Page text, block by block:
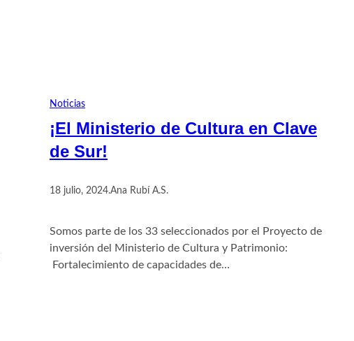
Noticias
¡El Ministerio de Cultura en Clave
de Sur!
18 julio, 2024.Ana Rubí A.S.
Somos parte de los 33 seleccionados por el Proyecto de
inversión del Ministerio de Cultura y Patrimonio:
Fortalecimiento de capacidades de…